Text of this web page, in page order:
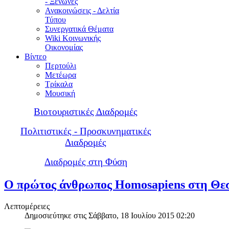
Ανακοινώσεις - Δελτία
Τύπου
Συνεργατικά Θέματα
Wiki Κοινωνικής
Οικονομίας
Βίντεο
Περτούλι
Μετέωρα
Τρίκαλα
Μουσική
Βιοτουριστικές Διαδρομές
Πολιτιστικές - Προσκυνηματικές
Διαδρομές
Διαδρομές στη Φύση
Ο πρώτος άνθρωπος Homosapiens στη
Λεπτομέρειες
Δημοσιεύτηκε στις Σάββατο, 18 Ιουλίου 2015 02:20